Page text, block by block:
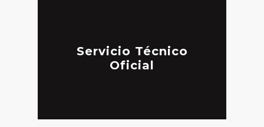
Servicio Técnico
Oficial